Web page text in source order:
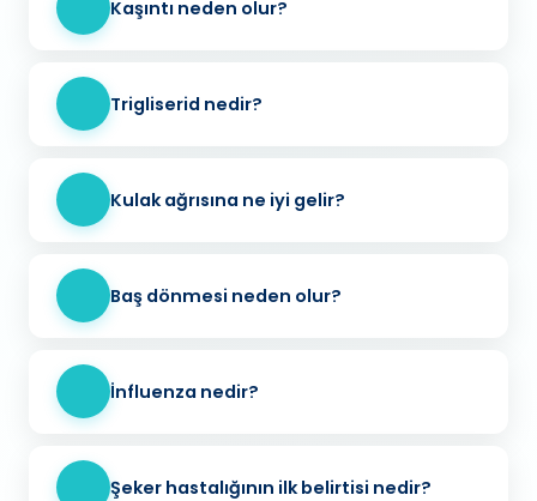
Kaşıntı neden olur?
Trigliserid nedir?
Kulak ağrısına ne iyi gelir?
Baş dönmesi neden olur?
İnfluenza nedir?
Şeker hastalığının ilk belirtisi nedir?